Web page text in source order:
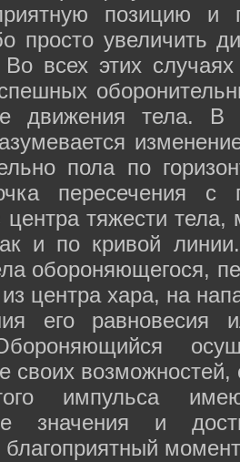
позицию и
просто увеличить
Во всех этих
движения тела.
пола по
пересечения с
тяжести
и по кривой
обороняющегося,
центра хара, на
его равновесия
своих
импульса
значения и